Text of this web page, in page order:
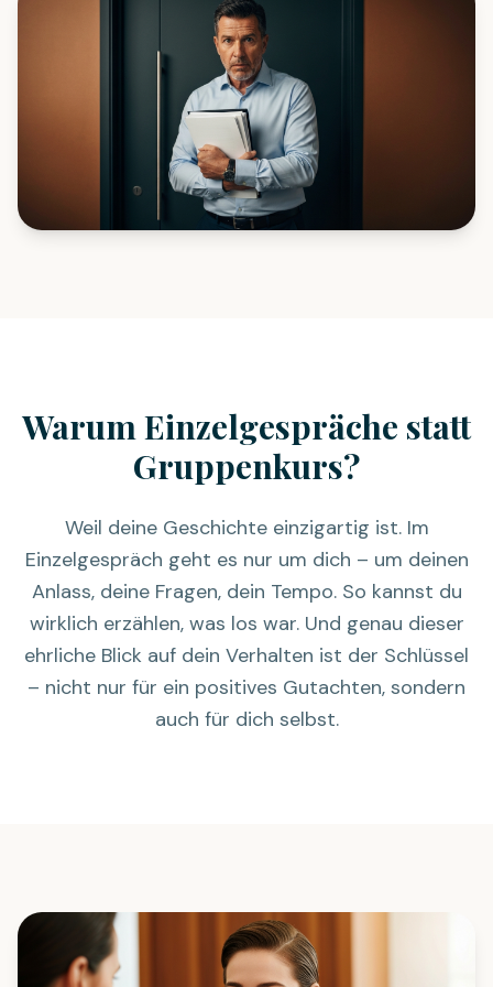
Warum Einzelgespräche statt
Gruppenkurs?
Weil deine Geschichte einzigartig ist. Im
Einzelgespräch geht es nur um dich – um deinen
Anlass, deine Fragen, dein Tempo. So kannst du
wirklich erzählen, was los war. Und genau dieser
ehrliche Blick auf dein Verhalten ist der Schlüssel
– nicht nur für ein positives Gutachten, sondern
auch für dich selbst.